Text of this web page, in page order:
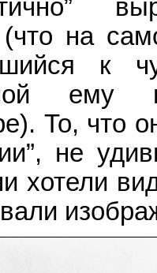
(что на
к
То, что
не
хотели